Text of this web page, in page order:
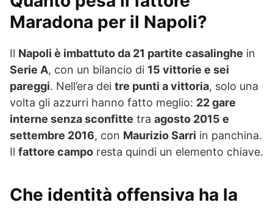
Maradona per il Napoli?
Il Napoli è imbattuto da 21 partite casalinghe in
Serie A, con un bilancio di 15 vittorie e sei
pareggi. Nell’era dei tre punti a vittoria, solo una
volta gli azzurri hanno fatto meglio: 22 gare
interne senza sconfitte tra agosto 2015 e
settembre 2016, con Maurizio Sarri in panchina.
Il fattore campo resta quindi un elemento chiave.
Che identità offensiva ha la